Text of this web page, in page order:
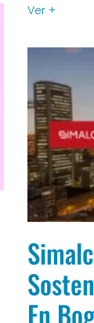
Ver +
En